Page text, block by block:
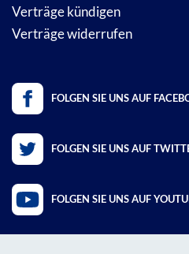
Verträge kündigen
Verträge widerrufen
FOLGEN SIE UNS AUF
FOLGEN SIE UNS AUF
FOLGEN SIE UNS AUF